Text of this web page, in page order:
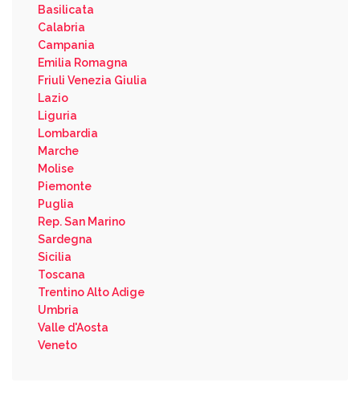
Basilicata
Calabria
Campania
Emilia Romagna
Friuli Venezia Giulia
Lazio
Liguria
Lombardia
Marche
Molise
Piemonte
Puglia
Rep. San Marino
Sardegna
Sicilia
Toscana
Trentino Alto Adige
Umbria
Valle d'Aosta
Veneto